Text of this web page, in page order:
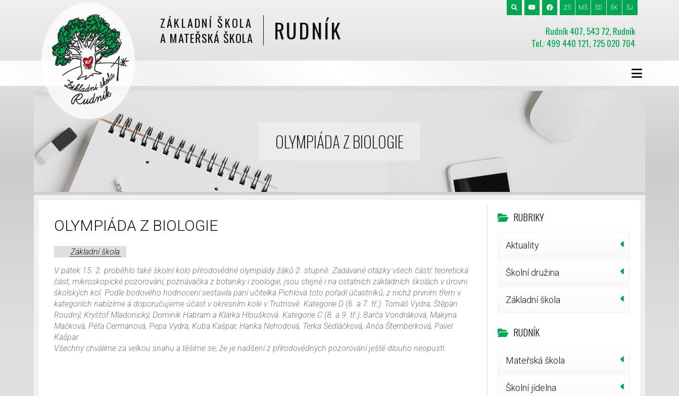
ZÁKLADNÍ ŠKOLA
A MATEŘSKÁ ŠKOLA
RUDNÍK
Rudník 407, 543 72, Rudník
Tel.: 499 440 121, 725 020 704
ZŠ MŠ ŠD ŠK ŠJ
OLYMPIÁDA Z BIOLOGIE
OLYMPIÁDA Z BIOLOGIE
Základní škola
V pátek 15. 2. proběhlo také školní kolo přírodovědné olympiády žáků 2. stupně. Zadávané otázky všech částí: teoretická
část, mikroskopické pozorování, poznávačka z botaniky i zoologie, jsou stejné i na ostatních základních školách v úrovni
školských kol. Podle bodového hodnocení sestavila paní učitelka Pichlová toto pořadí účastníků, z nichž prvním třem v
kategoriích nabízíme a doporučujeme účast v okresním kole v Trutnově. Kategorie D (6. a 7. tř.): Tomáš Vydra, Štěpán
Roudný, Kryštof Mladonický, Dominik Habram a Klárka Hloušková. Kategorie C (8. a 9. tř.): Barča Vondráková, Makyna
Mačková, Péťa Cermanová, Pepa Vydra, Kuba Kašpar, Hanka Nehodová, Terka Sedláčková, Anča Štemberková, Pavel
Kašpar.
Všechny chválíme za velkou snahu a těšíme se, že je nadšení z přírodovědných pozorování ještě dlouho neopustí.
RUBRIKY
Aktuality
Školní družina
Základní škola
RUDNÍK
Mateřská škola
Školní jídelna